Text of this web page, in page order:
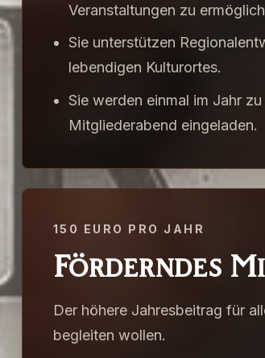
Veranstaltungen zu
Sie unterstützen
lebendigen Kulturortes.
Sie werden einmal im Jahr
Mitgliederabend eingeladen.
150 EURO PRO JAHR
Förderndes
Der höhere Jahresbeitrag für
begleiten wollen.